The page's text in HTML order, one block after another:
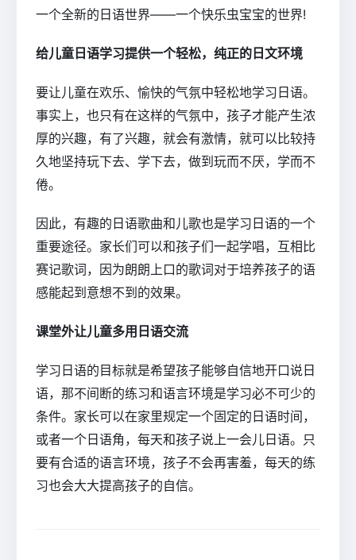
一个全新的日语世界——一个快乐虫宝宝的世界!
给儿童日语学习提供一个轻松，纯正的日文环境
要让儿童在欢乐、愉快的气氛中轻松地学习日语。
事实上，也只有在这样的气氛中，孩子才能产生浓
厚的兴趣，有了兴趣，就会有激情，就可以比较持
久地坚持玩下去、学下去，做到玩而不厌，学而不
倦。
因此，有趣的日语歌曲和儿歌也是学习日语的一个
重要途径。家长们可以和孩子们一起学唱，互相比
赛记歌词，因为朗朗上口的歌词对于培养孩子的语
感能起到意想不到的效果。
课堂外让儿童多用日语交流
学习日语的目标就是希望孩子能够自信地开口说日
语，那不间断的练习和语言环境是学习必不可少的
条件。家长可以在家里规定一个固定的日语时间，
或者一个日语角，每天和孩子说上一会儿日语。只
要有合适的语言环境，孩子不会再害羞，每天的练
习也会大大提高孩子的自信。